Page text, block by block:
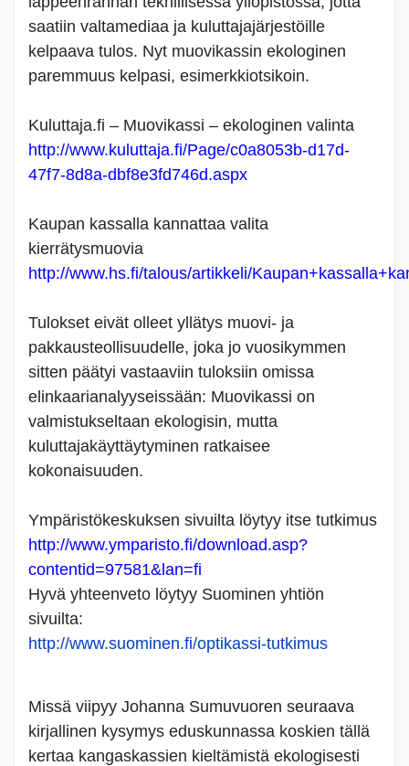
saatiin valtamediaa ja kuluttajajärjestöille
kelpaava tulos. Nyt muovikassin ekologinen
paremmuus kelpasi, esimerkkiotsikoin.
Kuluttaja.fi – Muovikassi – ekologinen valinta
http://www.kuluttaja.fi/Page/c0a8053b-d17d-
47f7-8d8a-dbf8e3fd746d.aspx
Kaupan kassalla kannattaa valita
kierrätysmuovia
http://www.hs.fi/talous/artikkeli/
Tulokset eivät olleet yllätys muovi- ja
pakkausteollisuudelle, joka jo vuosikymmen
sitten päätyi vastaaviin tuloksiin omissa
elinkaarianalyyseissään: Muovikassi on
valmistukseltaan ekologisin, mutta
kuluttajakäyttäytyminen ratkaisee
kokonaisuuden.
Ympäristökeskuksen sivuilta löytyy itse tutkimus
http://www.ymparisto.fi/download.asp?
contentid=97581&lan=fi
Hyvä yhteenveto löytyy Suominen yhtiön
sivuilta:
http://www.suominen.fi/optikassi-tutkimus
Missä viipyy Johanna Sumuvuoren seuraava
kirjallinen kysymys eduskunnassa koskien tällä
kertaa kangaskassien kieltämistä ekologisesti